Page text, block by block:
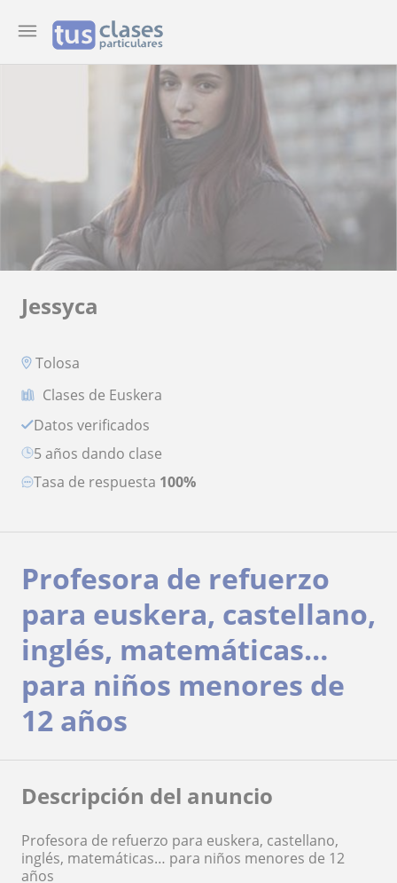
Jessyca
Tolosa
Clases de Euskera
Datos verificados
5 años dando clase
Tasa de respuesta 100%
Profesora de refuerzo
para euskera, castellano,
inglés, matemáticas…
para niños menores de
12 años
Descripción del anuncio
Profesora de refuerzo para euskera, castellano,
inglés, matemáticas… para niños menores de 12
años